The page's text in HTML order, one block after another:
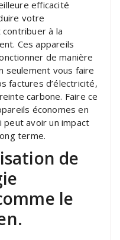
efficacité
votre
à la
Ces appareils
de manière
seulement vous faire
factures d’électricité,
carbone. Faire ce
économes en
avoir un impact
terme.
de
le